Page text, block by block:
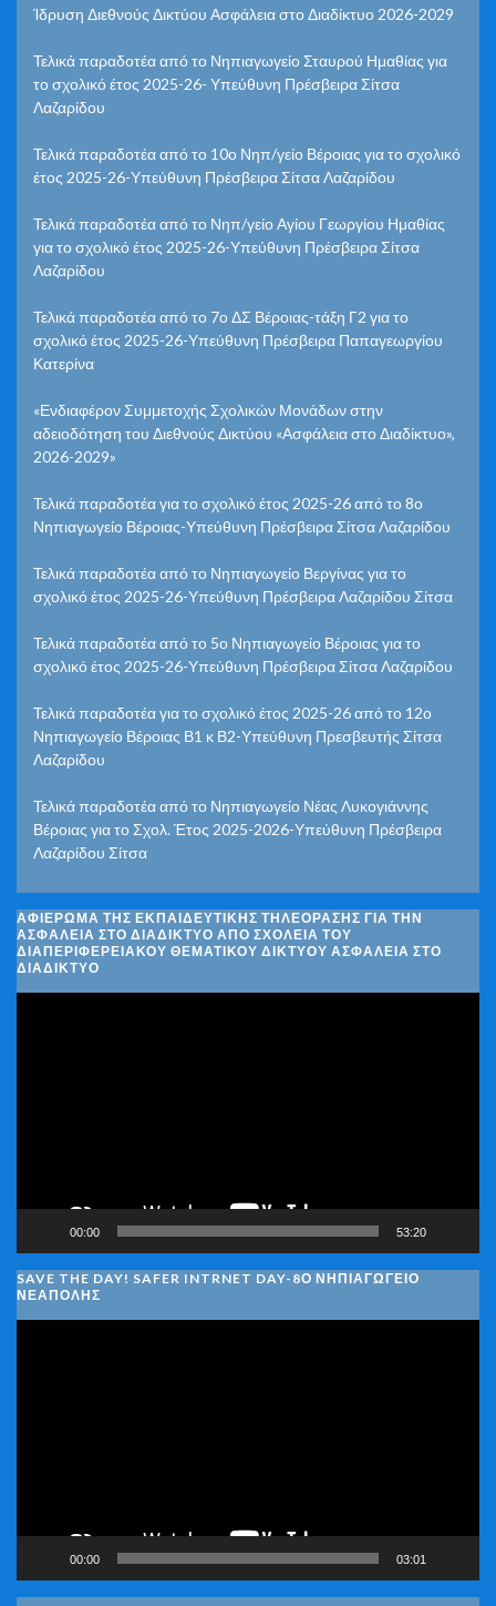
Ίδρυση Διεθνούς Δικτύου Ασφάλεια στο Διαδίκτυο 2026-2029
Τελικά παραδοτέα από το Νηπιαγωγείο Σταυρού Ημαθίας για
το σχολικό έτος 2025-26- Υπεύθυνη Πρέσβειρα Σίτσα
Λαζαρίδου
Τελικά παραδοτέα από το 10ο Νηπ/γείο Βέροιας για το σχολικό
έτος 2025-26-Υπεύθυνη Πρέσβειρα Σίτσα Λαζαρίδου
Τελικά παραδοτέα από το Νηπ/γείο Αγίου Γεωργίου Ημαθίας
για το σχολικό έτος 2025-26-Υπεύθυνη Πρέσβειρα Σίτσα
Λαζαρίδου
Τελικά παραδοτέα από το 7ο ΔΣ Βέροιας-τάξη Γ2 για το
σχολικό έτος 2025-26-Υπεύθυνη Πρέσβειρα Παπαγεωργίου
Κατερίνα
«Ενδιαφέρον Συμμετοχής Σχολικών Μονάδων στην
αδειοδότηση του Διεθνούς Δικτύου «Ασφάλεια στο Διαδίκτυο»,
2026-2029»
Τελικά παραδοτέα για το σχολικό έτος 2025-26 από το 8ο
Νηπιαγωγείο Βέροιας-Υπεύθυνη Πρέσβειρα Σίτσα Λαζαρίδου
Τελικά παραδοτέα από το Νηπιαγωγείο Βεργίνας για το
σχολικό έτος 2025-26-Υπεύθυνη Πρέσβειρα Λαζαρίδου Σίτσα
Τελικά παραδοτέα από το 5ο Νηπιαγωγείο Βέροιας για το
σχολικό έτος 2025-26-Υπεύθυνη Πρέσβειρα Σίτσα Λαζαρίδου
Τελικά παραδοτέα για το σχολικό έτος 2025-26 από το 12ο
Νηπιαγωγείο Βέροιας Β1 κ Β2-Υπεύθυνη Πρεσβευτής Σίτσα
Λαζαρίδου
Τελικά παραδοτέα από το Νηπιαγωγείο Νέας Λυκογιάννης
Βέροιας για το Σχολ. Έτος 2025-2026-Υπεύθυνη Πρέσβειρα
Λαζαρίδου Σίτσα
ΑΦΙΈΡΩΜΑ ΤΗΣ ΕΚΠΑΙΔΕΥΤΙΚΉΣ ΤΗΛΕΌΡΑΣΗΣ ΓΙΑ ΤΗΝ
ΑΣΦΆΛΕΙΑ ΣΤΟ ΔΙΑΔΊΚΤΥΟ ΑΠΌ ΣΧΟΛΕΊΑ ΤΟΥ
ΔΙΑΠΕΡΙΦΕΡΕΙΑΚΟΎ ΘΕΜΑΤΙΚΟΎ ΔΙΚΤΎΟΥ ΑΣΦΆΛΕΙΑ ΣΤΟ
ΔΙΑΔΊΚΤΥΟ
00:00 53:20
SAVE THE DAY! SAFER INTRNET DAY-8Ο ΝΗΠΙΑΓΩΓΕΙΟ
ΝΕΑΠΟΛΗΣ
00:00 03:01